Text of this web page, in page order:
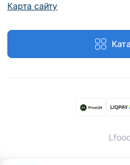
Карта сайту